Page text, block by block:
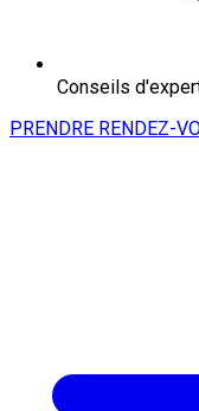
Conseils
PRENDRE RENDEZ-